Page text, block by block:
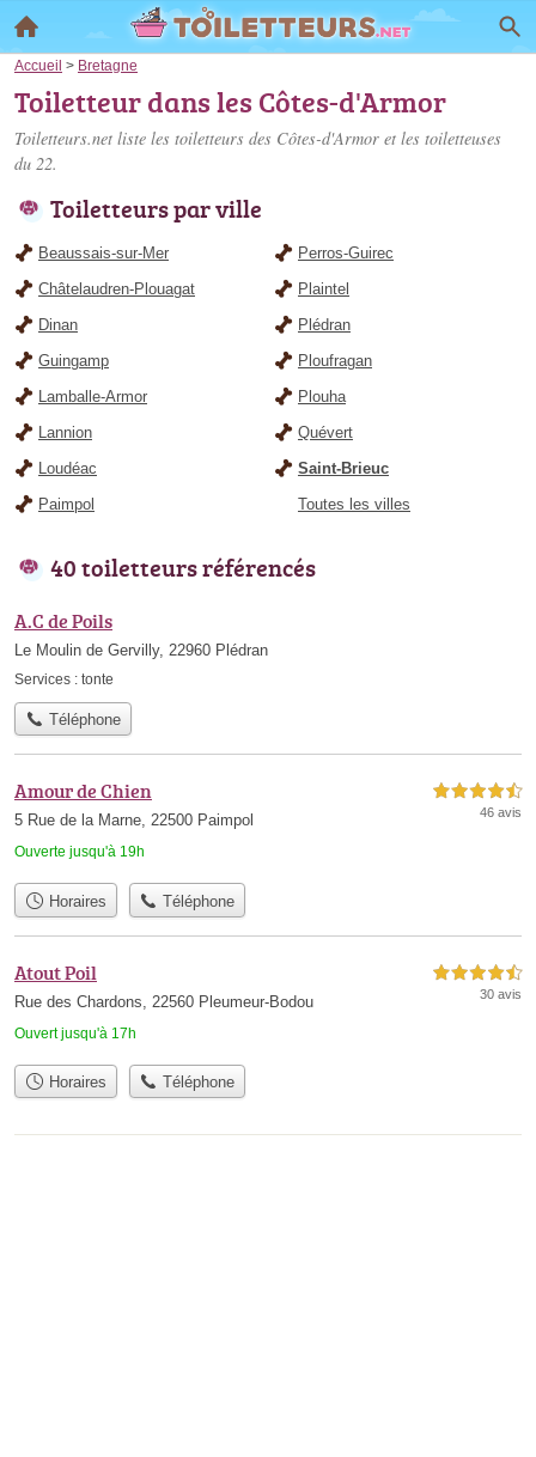
Accueil > Bretagne
Toiletteur dans les Côtes-d'Armor
Toiletteurs.net liste les toiletteurs des Côtes-d'Armor et les toiletteuses
du 22.
Toiletteurs par ville
Beaussais-sur-Mer
Châtelaudren-Plouagat
Dinan
Guingamp
Lamballe-Armor
Lannion
Loudéac
Paimpol
Perros-Guirec
Plaintel
Plédran
Ploufragan
Plouha
Quévert
Saint-Brieuc
Toutes les villes
40 toiletteurs référencés
A.C de Poils
Le Moulin de Gervilly, 22960 Plédran
Services : tonte
Téléphone
Amour de Chien
5 Rue de la Marne, 22500 Paimpol
Ouverte jusqu'à 19h
4,5 étoiles sur 5
46 avis
Horaires Téléphone
Atout Poil
Rue des Chardons, 22560 Pleumeur-Bodou
Ouvert jusqu'à 17h
4,5 étoiles sur 5
30 avis
Horaires Téléphone